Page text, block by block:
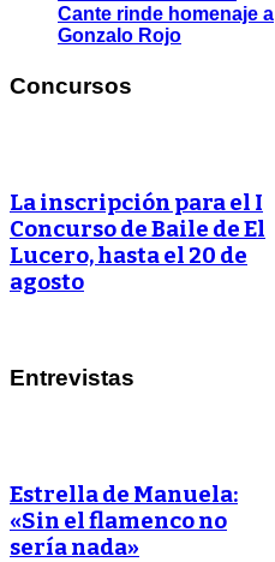
Cante rinde homenaje a
Gonzalo Rojo
Concursos
La inscripción para el I
Concurso de Baile de El
Lucero, hasta el 20 de
agosto
Entrevistas
Estrella de Manuela:
«Sin el flamenco no
sería nada»